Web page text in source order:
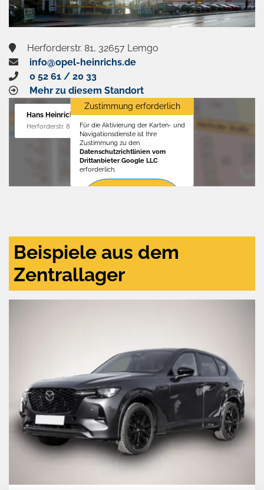
Herforderstr. 81, 32657 Lemgo
info@opel-heinrichs.de
0 52 61 / 20 33
Mehr zu diesem Standort
Hans Heinrichs GmbH
Herforderstr. 81, 32657 Lemgo
Zustimmung erforderlich
Für die Aktivierung der Karten- und
Navigationsdienste ist Ihre
Zustimmung zu den
Datenschutzrichtlinien vom
Drittanbieter Google LLC
erforderlich.
Beispiele aus dem
Zentrallager